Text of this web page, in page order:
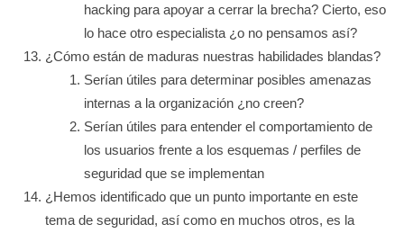
hacking para apoyar a cerrar la brecha? Cierto, eso
lo hace otro especialista ¿o no pensamos así?
¿Cómo están de maduras nuestras habilidades blandas?
Serían útiles para determinar posibles amenazas
internas a la organización ¿no creen?
Serían útiles para entender el comportamiento de
los usuarios frente a los esquemas / perfiles de
seguridad que se implementan
¿Hemos identificado que un punto importante en este
tema de seguridad, así como en muchos otros, es la